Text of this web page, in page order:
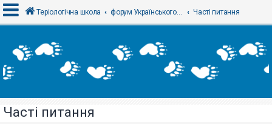
х
і
Р
Теріологічна школа форум Українського теріологічного товариства Часті питання
Часті питання